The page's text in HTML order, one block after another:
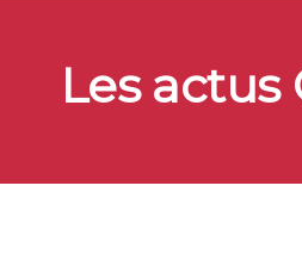
Les actus